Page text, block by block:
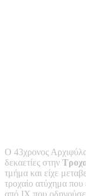
Ο 43χρονος
δεκαετίες στην
τμήμα και είχε
τροχαίο ατύχημα
από ΙΧ που